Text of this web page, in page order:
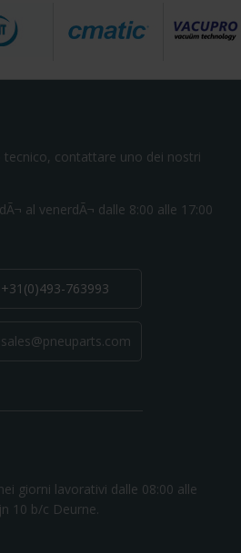
contattare uno dei nostri
al venerdÃ¬ dalle 8:00 alle 17:00
+31(0)493-763993
sales@pneuparts.com
giorni lavorativi dalle 08:00 alle
10 b/c Deurne.